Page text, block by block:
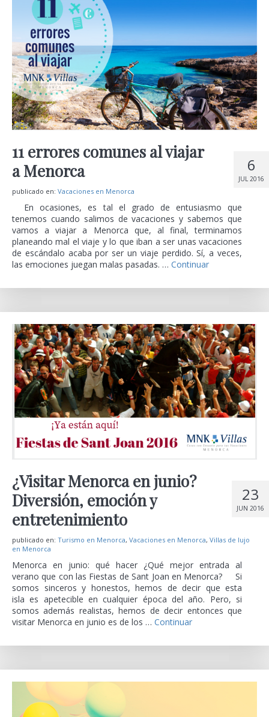
6
JUL 2016
11 errores comunes al viajar
a Menorca
publicado en: Vacaciones en Menorca
En ocasiones, es tal el grado de entusiasmo que
tenemos cuando salimos de vacaciones y sabemos que
vamos a viajar a Menorca que, al final, terminamos
planeando mal el viaje y lo que iban a ser unas vacaciones
de escándalo acaba por ser un viaje perdido. Sí, a veces,
las emociones juegan malas pasadas. … Continuar
23
JUN 2016
¿Visitar Menorca en junio?
Diversión, emoción y
entretenimiento
publicado en: Turismo en Menorca, Vacaciones en Menorca, Villas de lujo
en Menorca
Menorca en junio: qué hacer ¿Qué mejor entrada al
verano que con las Fiestas de Sant Joan en Menorca? Si
somos sinceros y honestos, hemos de decir que esta
isla es apetecible en cualquier época del año. Pero, si
somos además realistas, hemos de decir entonces que
visitar Menorca en junio es de los … Continuar